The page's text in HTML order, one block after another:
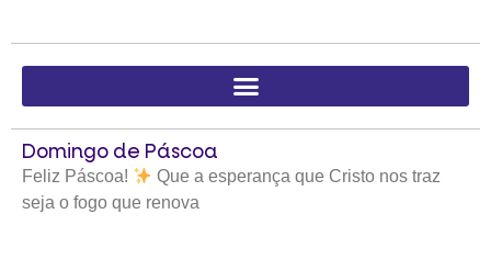
Domingo de Páscoa
Feliz Páscoa!
Que a esperança que Cristo nos traz
seja o fogo que renova